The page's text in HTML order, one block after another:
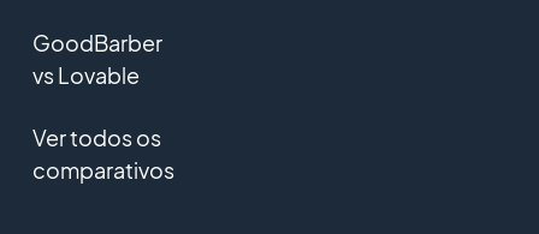
GoodBarber
vs Lovable
Ver todos os
comparativos